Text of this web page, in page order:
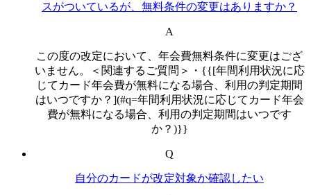
スがついているが、無料条件の変更はありますか？
A
この度の改定において、年会費無料条件に変更はござ
いません。＜関連するご質問＞・{{[年間利用状況に応
じてカード年会費が無料になる場合、利用の判定期間
はいつですか？](#q=年間利用状況に応じてカード年会
費が無料になる場合、利用の判定期間はいつです
か？)}}
Q
自分のカードが改定対象か確認したい